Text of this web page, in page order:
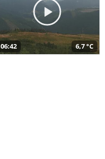
06:42 6,7 °C